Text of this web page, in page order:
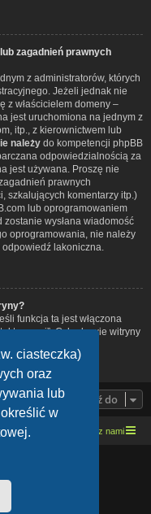
ciasteczka)
oraz
lub
w
zagadnień prawnych
z administratorów, których
Jeżeli jednak nie
z właścicielem domeny –
jest uruchomiona na jednym z
itp., z kierownictwem lub
należy do kompetencji phpBB
odpowiedzialnością za
jest używana. Proszę nie
prawnych
szkalujących komentarzy itp.)
lub oprogramowaniem
wysłana wiadomość
oprogramowania, nie należy
lakoniczna.
funkcja ta jest włączona
z nami”. Członkowie witryny
Przejdź do
Kontakt z nami
© phpBB Limited